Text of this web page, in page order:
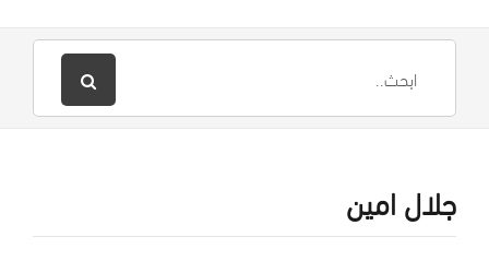
جلال امين